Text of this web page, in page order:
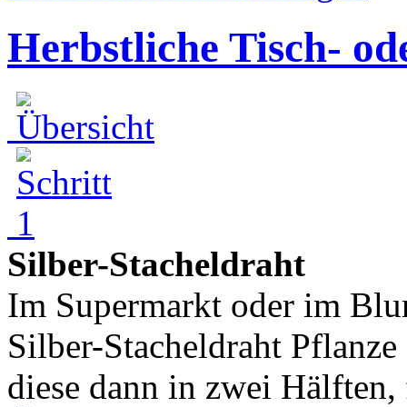
Herbstliche Tisch-
Silber-Stacheldraht
Im Supermarkt oder im
Silber-Stacheldraht
diese dann in zwei